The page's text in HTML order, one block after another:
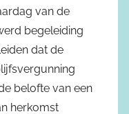
van de
begeleiding
dat de
belofte van een
herkomst